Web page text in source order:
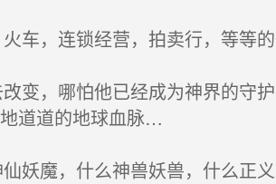
车，连锁经营，拍卖行，等等
变，哪怕他已经成为神界的守
道道的地球血脉…
妖魔，什么神兽妖兽，什么正